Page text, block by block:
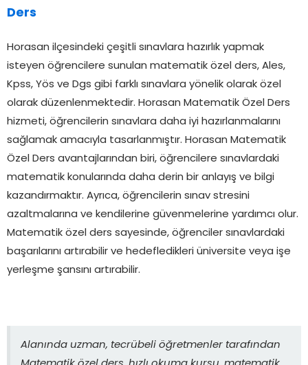
Ders
Horasan ilçesindeki çeşitli sınavlara hazırlık yapmak
isteyen öğrencilere sunulan matematik özel ders, Ales,
Kpss, Yös ve Dgs gibi farklı sınavlara yönelik olarak özel
olarak düzenlenmektedir. Horasan Matematik Özel Ders
hizmeti, öğrencilerin sınavlara daha iyi hazırlanmalarını
sağlamak amacıyla tasarlanmıştır. Horasan Matematik
Özel Ders avantajlarından biri, öğrencilere sınavlardaki
matematik konularında daha derin bir anlayış ve bilgi
kazandırmaktır. Ayrıca, öğrencilerin sınav stresini
azaltmalarına ve kendilerine güvenmelerine yardımcı olur.
Matematik özel ders sayesinde, öğrenciler sınavlardaki
başarılarını artırabilir ve hedefledikleri üniversite veya işe
yerleşme şansını artırabilir.
Alanında uzman, tecrübeli öğretmenler tarafından